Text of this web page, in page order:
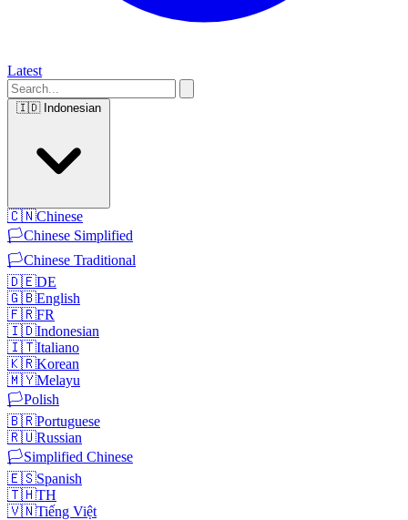
Latest
🇮🇩 Indonesian
🇨🇳Chinese
🏳️Chinese Simplified
🏳️Chinese Traditional
🇩🇪DE
🇬🇧English
🇫🇷FR
🇮🇩Indonesian
🇮🇹Italiano
🇰🇷Korean
🇲🇾Melayu
🏳️Polish
🇧🇷Portuguese
🇷🇺Russian
🏳️Simplified Chinese
🇪🇸Spanish
🇹🇭TH
🇻🇳Tiếng Việt